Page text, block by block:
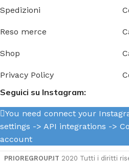
Spedizioni
Reso merce
Shop
Privacy Policy
Seguici su Instagram:
You need connect your
settings -> API integrations ->
account
PRIOREGROUP.IT 2020 Tutti i diritti